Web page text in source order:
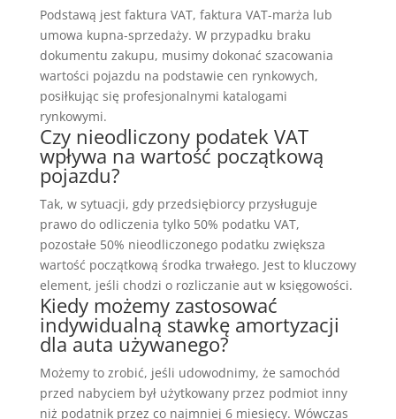
Podstawą jest faktura VAT, faktura VAT-marża lub
umowa kupna-sprzedaży. W przypadku braku
dokumentu zakupu, musimy dokonać szacowania
wartości pojazdu na podstawie cen rynkowych,
posiłkując się profesjonalnymi katalogami
rynkowymi.
Czy nieodliczony podatek VAT
wpływa na wartość początkową
pojazdu?
Tak, w sytuacji, gdy przedsiębiorcy przysługuje
prawo do odliczenia tylko 50% podatku VAT,
pozostałe 50% nieodliczonego podatku zwiększa
wartość początkową środka trwałego. Jest to kluczowy
element, jeśli chodzi o rozliczanie aut w księgowości.
Kiedy możemy zastosować
indywidualną stawkę amortyzacji
dla auta używanego?
Możemy to zrobić, jeśli udowodnimy, że samochód
przed nabyciem był użytkowany przez podmiot inny
niż podatnik przez co najmniej 6 miesięcy. Wówczas